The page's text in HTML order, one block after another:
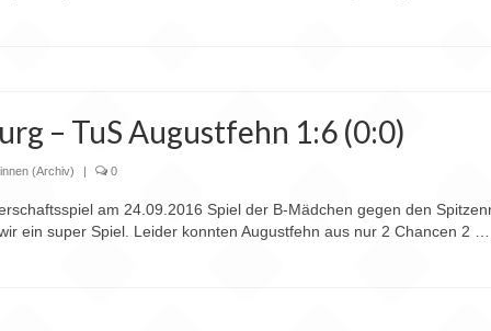
– TuS Augustfehn 1:6 (0:0)
(Archiv) | 0
am 24.09.2016 Spiel der B-Mädchen gegen den
ein super Spiel. Leider konnten Augustfehn aus nur 2 Chancen 2